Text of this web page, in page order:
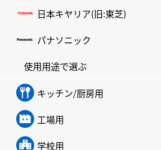
日本キヤリア(旧:東芝)
パナソニック
使用用途で選ぶ
キッチン/厨房用
工場用
学校用